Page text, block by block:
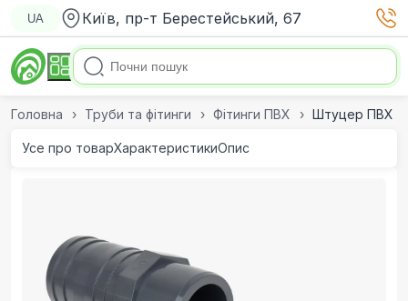
UA Київ, пр-т Берестейський, 67
Головна Труби та фітинги Фітинги ПВХ Штуцер ПВХ
Усе про товарХарактеристикиОпис